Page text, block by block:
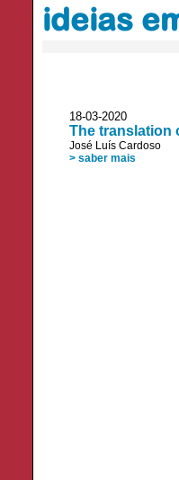
ideias
18-03-2020
The translation
José Luís Cardoso
> saber mais